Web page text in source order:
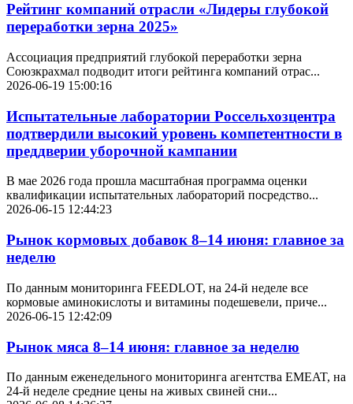
Рейтинг компаний отрасли «Лидеры глубокой
переработки зерна 2025»
Ассоциация предприятий глубокой переработки зерна
Союзкрахмал подводит итоги рейтинга компаний отрас...
2026-06-19 15:00:16
Испытательные лаборатории Россельхозцентра
подтвердили высокий уровень компетентности в
преддверии уборочной кампании
В мае 2026 года прошла масштабная программа оценки
квалификации испытательных лабораторий посредство...
2026-06-15 12:44:23
Рынок кормовых добавок 8–14 июня: главное за
неделю
По данным мониторинга FEEDLOT, на 24-й неделе все
кормовые аминокислоты и витамины подешевели, приче...
2026-06-15 12:42:09
Рынок мяса 8–14 июня: главное за неделю
По данным еженедельного мониторинга агентства EMEAT, на
24-й неделе средние цены на живых свиней сни...